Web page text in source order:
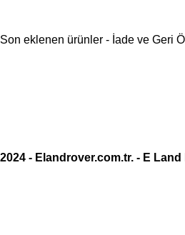
Son eklenen ürünler - İade ve Geri
2024 - Elandrover.com.tr. - E Land